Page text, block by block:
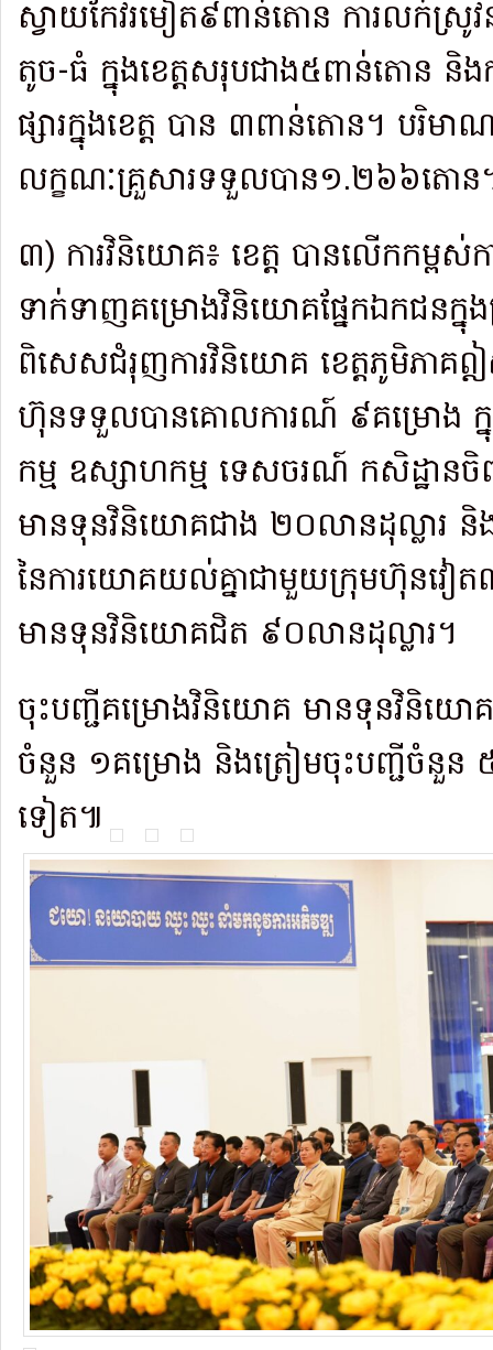
ស្វាយកែវរមៀត៩ពាន់តោន ការលក់ស្
តូច-ធំ ក្នុងខេត្តសរុបជាង​៥​ពាន់​តោន និង
ផ្សារក្នុងខេត្ត បាន ៣ពាន់តោន។ បរិម
លក្ខណៈគ្រួសារទទួលបាន១.២៦៦តោន
៣) ការវិនិយោគ៖ ខេត្ត បានលើកកម្ពស់ក
ទាក់ទាញគម្រោងវិនិយោគផ្នែក​ឯកជនក្នុង​
ពិសេសជំរុញការវិនិយោគ ខេត្តភូមិភាគឦ
ហ៊ុនទទួល​បាន​គោលការណ៍ ៩គម្រោង
កម្ម ឧស្សាហកម្ម ទេសចរណ៍ កសិដ្ឋានចិ
មានទុនវិនិយោគជាង ២០លានដុល្លារ
នៃការយោគយល់គ្នាជា​មួយក្រុមហ៊ុនវៀ
មានទុនវិនិយោគជិត ៩០លានដុល្លារ។
ចុះបញ្ជីគម្រោងវិនិយោគ មានទុនវិនិយោ
ចំនួន ១គម្រោង និងត្រៀមចុះ​បញ្ជី​ចំនួន
ទៀត៕